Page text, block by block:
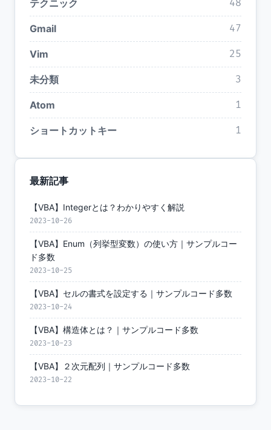
テクニック 48
Gmail 47
Vim 25
未分類 3
Atom 1
ショートカットキー 1
最新記事
【VBA】Integerとは？わかりやすく解説
2023-10-26
【VBA】Enum（列挙型変数）の使い方｜サンプルコー
ド多数
2023-10-25
【VBA】セルの書式を設定する｜サンプルコード多数
2023-10-24
【VBA】構造体とは？｜サンプルコード多数
2023-10-23
【VBA】２次元配列｜サンプルコード多数
2023-10-22